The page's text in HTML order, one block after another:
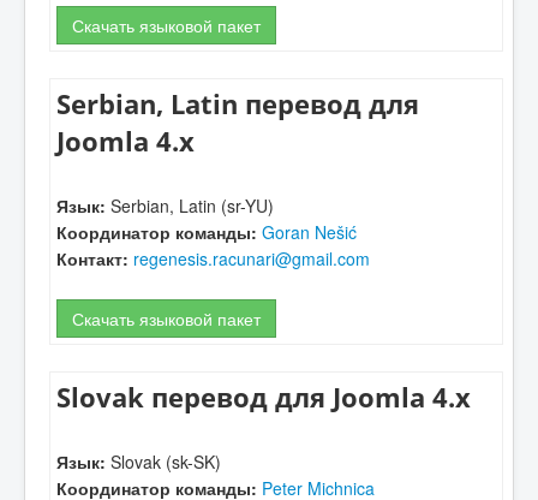
Скачать языковой пакет
Serbian, Latin перевод для
Joomla 4.x
Язык: Serbian, Latin (sr-YU)
Координатор команды: Goran Nešić
Контакт: regenesis.racunari@gmail.com
Скачать языковой пакет
Slovak перевод для Joomla 4.x
Язык: Slovak (sk-SK)
Координатор команды: Peter Michnica